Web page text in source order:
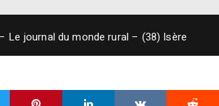
Le journal du monde rural – (38) Isère